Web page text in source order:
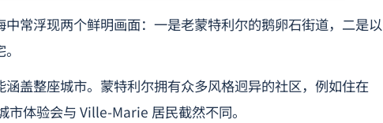
常浮现两个鲜明画面：一是老蒙特利尔的鹅卵石街道，二是以
盖整座城市。蒙特利尔拥有众多风格迥异的社区，例如住在
体验会与 Ville-Marie 居民截然不同。